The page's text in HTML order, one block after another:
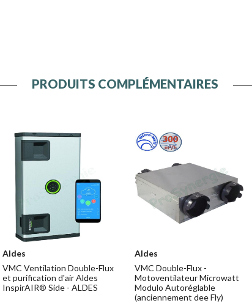
PRODUITS COMPLÉMENTAIRES
Aldes
VMC Ventilation Double-Flux
et purification d'air Aldes
InspirAIR® Side - ALDES
Aldes
VMC Double-Flux -
Motoventilateur Microwatt
Modulo Autoréglable
(anciennement dee Fly)